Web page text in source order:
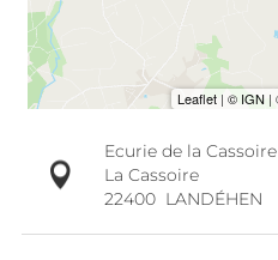
Ecurie de la Cassoire
La Cassoire
22400 LANDÉHEN